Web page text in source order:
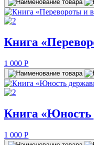
Книга
1 000 P
Книга «Юность
1 000 P